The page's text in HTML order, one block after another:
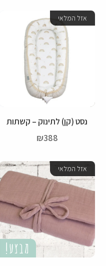
אזל המלאי
נסט (קן) לתינוק – קשתות
₪388
אזל המלאי
מבצע!